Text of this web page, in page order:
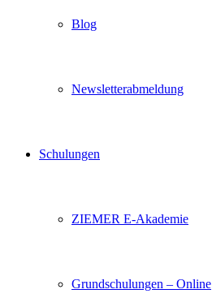
Blog
Newsletterabmeldung
Schulungen
ZIEMER E-Akademie
Grundschulungen – Online